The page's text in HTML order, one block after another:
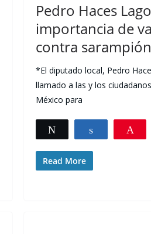
Pedro Haces
importancia de
contra sarampión
*El diputado local, Pedro
llamado a las y los
México para
Read More